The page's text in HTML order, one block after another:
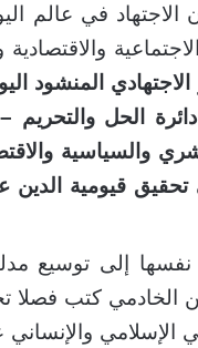
الاجتهاد في عالم
المنشود
دائرة الحل
والسياسية
قيومية الدين
إلى توسيع
الخادمي كتب
الإسلامي